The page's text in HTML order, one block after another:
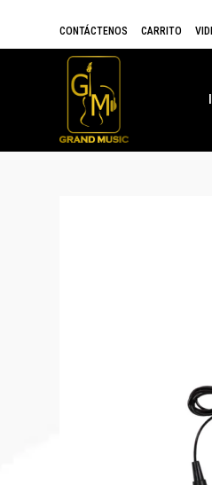
CONTÁCTENOS CARRITO